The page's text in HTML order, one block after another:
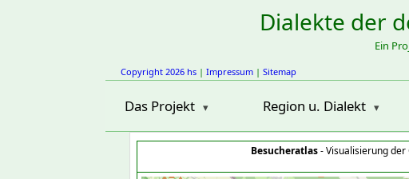
Dialekte der
Ein
Copyright 2026 hs | Impressum | Sitemap
Das Projekt Region u. Dialekt
Besucheratlas- Visualisierung